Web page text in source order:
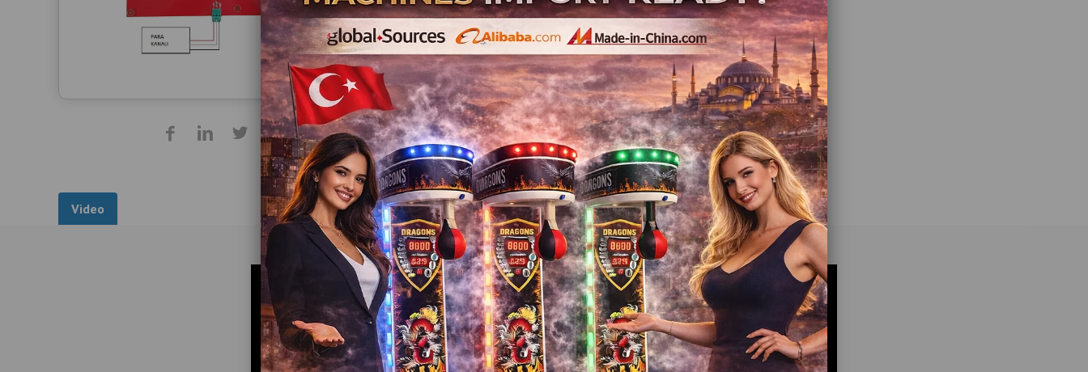
📞 +90 537 718 07 47
#küçükçekmeceboksmakinesi #halkalıboksmakinesi #boksmakinesikiralama #cafeeğlence
Video